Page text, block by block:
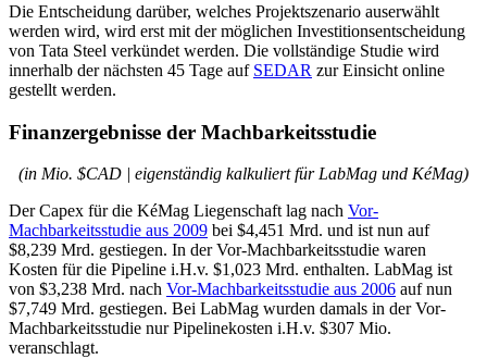
Die Entscheidung darüber, welches Projektszenario auserwählt
werden wird, wird erst mit der möglichen Investitionsentscheidung
von Tata Steel verkündet werden. Die vollständige Studie wird
innerhalb der nächsten 45 Tage auf SEDAR zur Einsicht online
gestellt werden.
Finanzergebnisse der Machbarkeitsstudie
(in Mio. $CAD | eigenständig kalkuliert für LabMag und KéMag)
Der Capex für die KéMag Liegenschaft lag nach Vor-
Machbarkeitsstudie aus 2009 bei $4,451 Mrd. und ist nun auf
$8,239 Mrd. gestiegen. In der Vor-Machbarkeitsstudie waren
Kosten für die Pipeline i.H.v. $1,023 Mrd. enthalten. LabMag ist
von $3,238 Mrd. nach Vor-Machbarkeitsstudie aus 2006 auf nun
$7,749 Mrd. gestiegen. Bei LabMag wurden damals in der Vor-
Machbarkeitsstudie nur Pipelinekosten i.H.v. $307 Mio.
veranschlagt.